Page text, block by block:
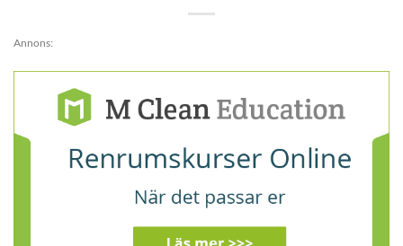
Annons: